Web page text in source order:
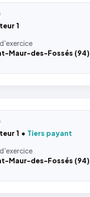
1
d'exercice
Maur-des-Fossés (94)
1
Tiers payant
d'exercice
Maur-des-Fossés (94)